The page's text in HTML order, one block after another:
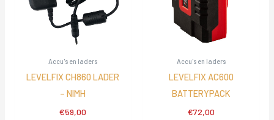
Accu's en laders
LEVELFIX CH860 LADER
– NIMH
€59,00
Accu's en laders
LEVELFIX AC600
BATTERYPACK
€72,00